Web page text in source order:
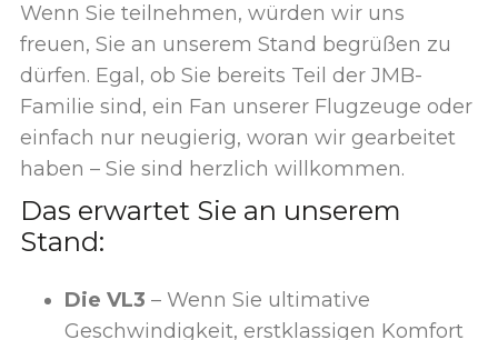
Wenn Sie teilnehmen, würden wir uns
freuen, Sie an unserem Stand begrüßen zu
dürfen. Egal, ob Sie bereits Teil der JMB-
Familie sind, ein Fan unserer Flugzeuge oder
einfach nur neugierig, woran wir gearbeitet
haben – Sie sind herzlich willkommen.
Das erwartet Sie an unserem
Stand:
Die VL3 – Wenn Sie ultimative
Geschwindigkeit, erstklassigen Komfort